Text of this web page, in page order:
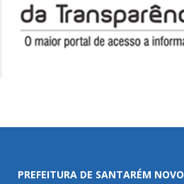
PREFEITURA DE SANTARÉM NOVO